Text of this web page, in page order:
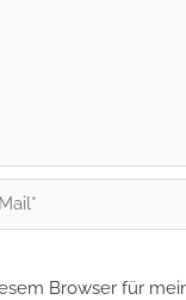
Browser für